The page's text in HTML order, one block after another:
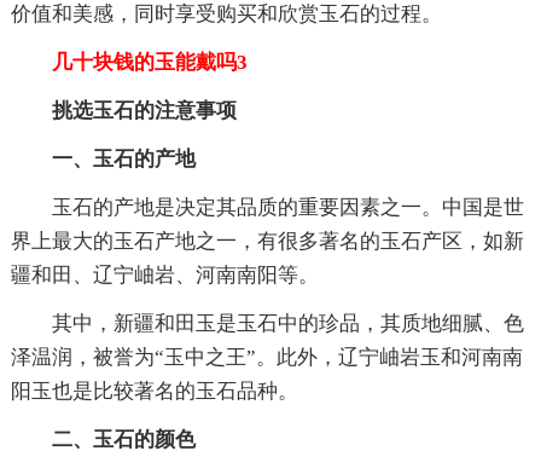
价值和美感，同时享受购买和欣赏玉石的过程。
几十块钱的玉能戴吗3
挑选玉石的注意事项
一、玉石的产地
玉石的产地是决定其品质的重要因素之一。中国是世
界上最大的玉石产地之一，有很多著名的玉石产区，如新
疆和田、辽宁岫岩、河南南阳等。
其中，新疆和田玉是玉石中的珍品，其质地细腻、色
泽温润，被誉为“玉中之王”。此外，辽宁岫岩玉和河南南
阳玉也是比较著名的玉石品种。
二、玉石的颜色